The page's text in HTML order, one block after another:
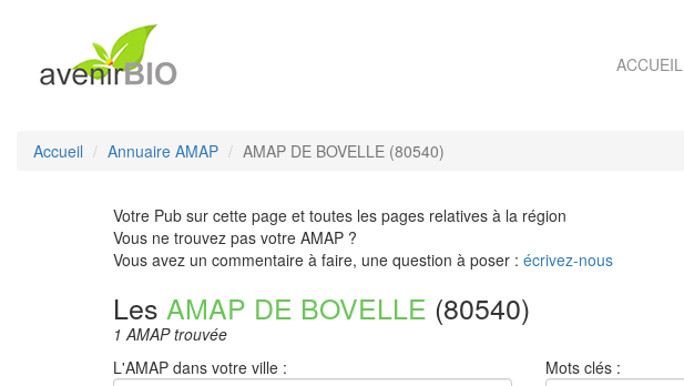
ACCUEIL
Accueil Annuaire AMAP AMAP DE BOVELLE (80540)
Votre Pub sur cette page et toutes les pages relatives à la région
Vous ne trouvez pas votre AMAP ?
Vous avez un commentaire à faire, une question à poser : écrivez-nous
Les AMAP DE BOVELLE (80540)
1 AMAP trouvée
L'AMAP dans votre ville :
Mots clés :